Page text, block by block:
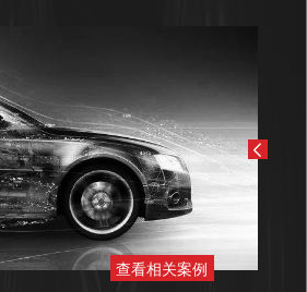
查看相关案例